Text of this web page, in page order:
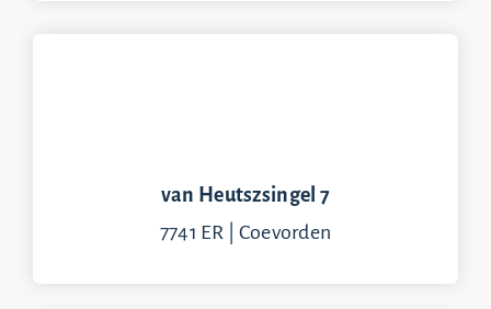
van Heutszsingel 7
7741 ER | Coevorden